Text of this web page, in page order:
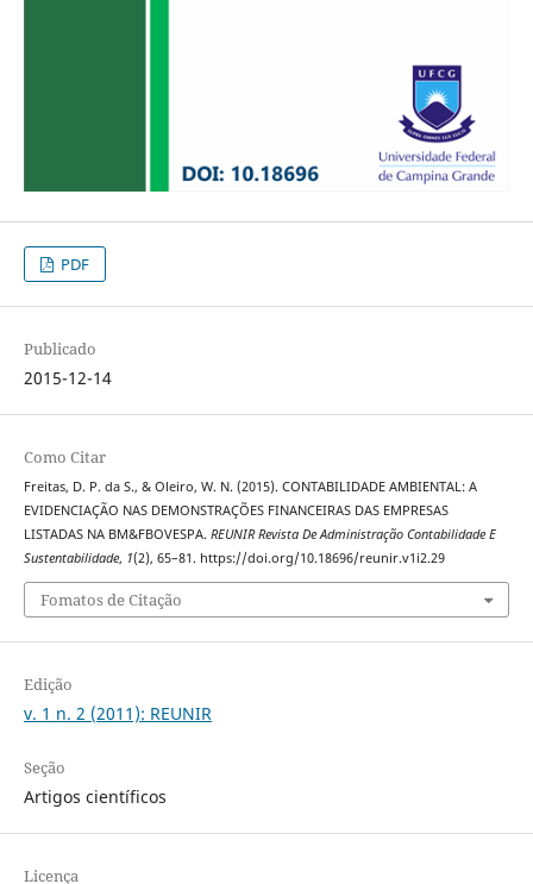
PDF
Publicado
2015-12-14
Como Citar
Freitas, D. P. da S., & Oleiro, W. N. (2015). CONTABILIDADE AMBIENTAL: A
EVIDENCIAÇÃO NAS DEMONSTRAÇÕES FINANCEIRAS DAS EMPRESAS
LISTADAS NA BM&FBOVESPA. REUNIR Revista De Administração Contabilidade E
Sustentabilidade, 1(2), 65–81. https://doi.org/10.18696/reunir.v1i2.29
Fomatos de Citação
Edição
v. 1 n. 2 (2011): REUNIR
Seção
Artigos científicos
Licença